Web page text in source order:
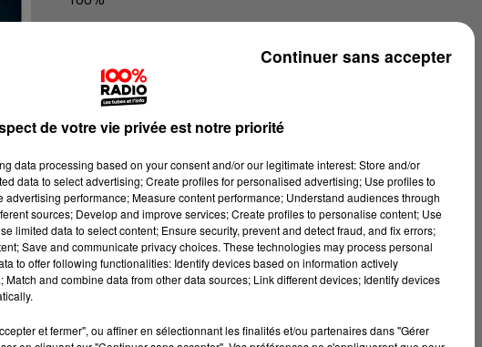
de votre vie privée est notre priorité
data processing based on your consent and/or our legitimate interest: Store and/or
data to select advertising; Create profiles for personalised advertising; Use profiles to
performance; Measure content performance; Understand audiences through
sources; Develop and improve services; Create profiles to personalise content; Use
limited data to select content; Ensure security, prevent and detect fraud, and fix errors;
Save and communicate privacy choices. These technologies may process personal
to offer following functionalities: Identify devices based on information actively
and combine data from other data sources; Link different devices; Identify devices
et fermer", ou affiner en sélectionnant les finalités et/ou partenaires dans "Gérer
Continuer sans accepter